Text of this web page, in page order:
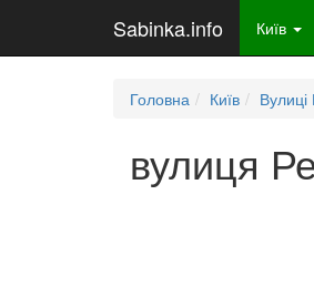
Sabinka.info Київ
Головна Київ Вулиці
вулиця